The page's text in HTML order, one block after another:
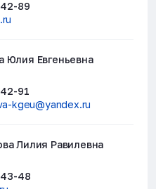
89
Юлия Евгеньевна
91
kgeu@yandex.ru
Лилия Равилевна
48